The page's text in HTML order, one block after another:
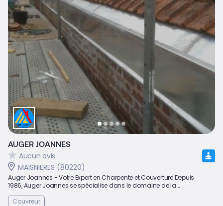
AUGER JOANNES
Aucun avis
MAISNIERES (80220)
Auger Joannes - Votre Expert en Charpente et Couverture Depuis
1986, Auger Joannes se spécialise dans le domaine de la...
Couvreur